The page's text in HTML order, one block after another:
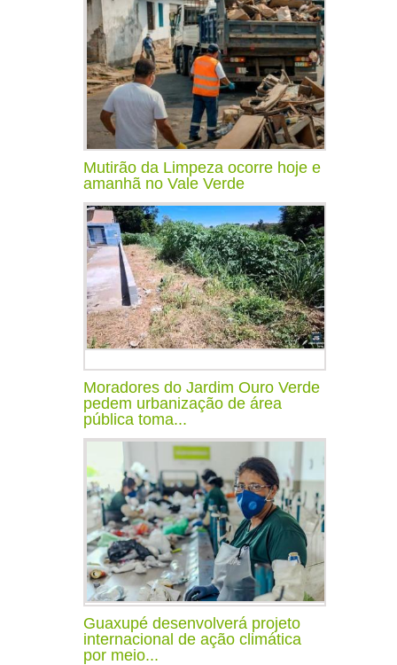
Mutirão da Limpeza ocorre hoje e
amanhã no Vale Verde
Moradores do Jardim Ouro Verde
pedem urbanização de área
pública toma...
Guaxupé desenvolverá projeto
internacional de ação climática
por meio...